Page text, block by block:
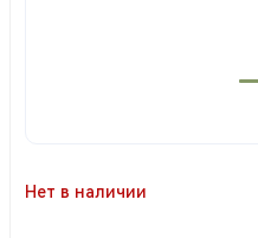
Нет в наличии